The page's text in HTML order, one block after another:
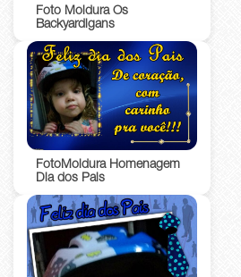
Foto Moldura Os
Backyardigans
FotoMoldura Homenagem
Dia dos Pais